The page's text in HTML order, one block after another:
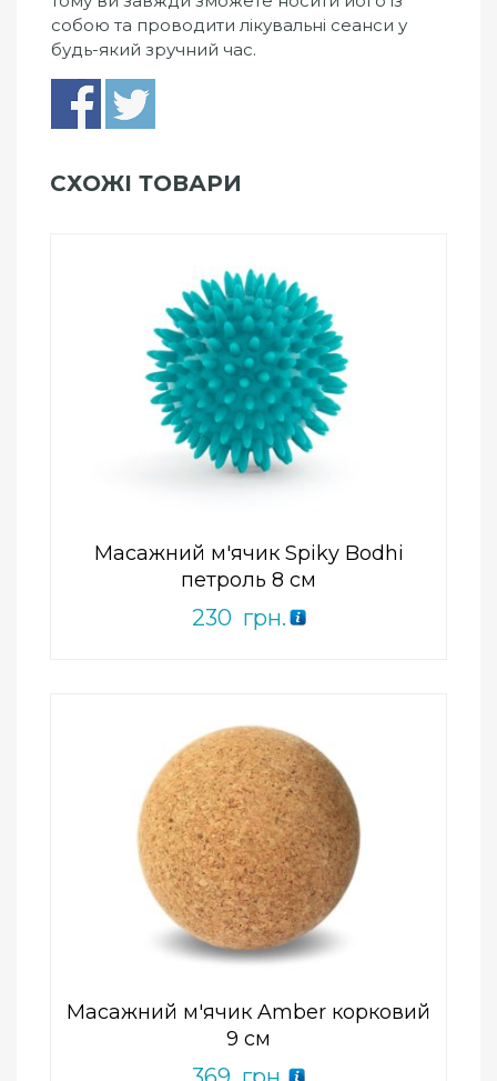
собою та проводити лікувальні сеанси у
будь-який зручний час.
СХОЖІ ТОВАРИ
Масажний м'ячик Spiky Bodhi
петроль 8 см
230 грн.
ПРИДБАТИ
Add to Wishlist
Масажний м'ячик Amber корковий
9 см
ПРИДБАТИ
Add to Wishlist